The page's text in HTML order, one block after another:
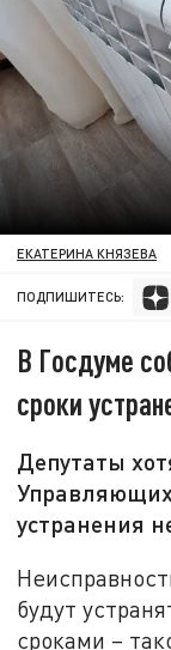
ЕКАТЕРИНА КНЯЗЕВА
ПОДПИШИТЕСЬ:
В Госдуме
сроки
Депутаты
устранения
будут
сроками –